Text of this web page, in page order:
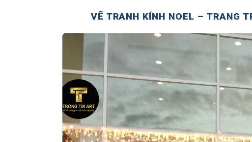
VẼ TRANH KÍNH NOEL – TRANG